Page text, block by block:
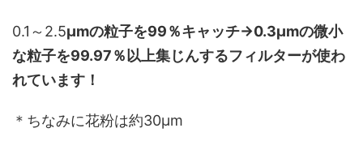
0.1～2.5μmの粒子を99％キャッチ→0.3μmの微小
な粒子を99.97％以上集じんするフィルターが使わ
れています！
＊ちなみに花粉は約30μm